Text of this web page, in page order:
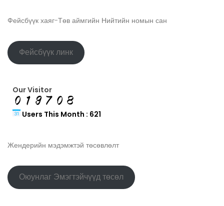
Фейсбүүк хаяг-Төв аймгийн Нийтийн номын сан
Фейсбүүк линк
Our Visitor
Users This Month : 621
Жендерийн мэдэмжтэй төсөвлөлт
Оюунлаг Эмэгтэйчүүд төсөл